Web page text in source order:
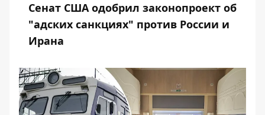
Сенат США одобрил законопроект об
"адских санкциях" против России и
Ирана